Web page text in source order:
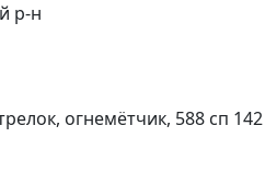
р-н
огнемётчик, 588 сп